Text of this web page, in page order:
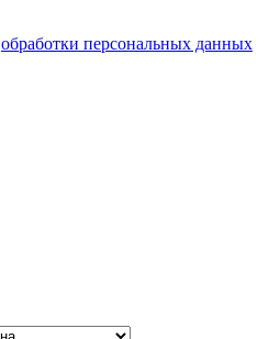
обработки персональных данных